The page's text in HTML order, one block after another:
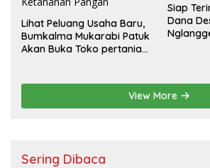
Lihat Peluang Usaha Baru,
Bumkalma Mukarabi Patuk
Akan Buka Toko pertanian
Siap
Dana
View More
Sering Dibaca